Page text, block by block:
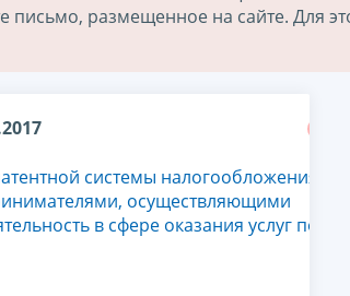
письмо, размещенное на сайте. Для
системы налогообложения
осуществляющими
в сфере оказания услуг по